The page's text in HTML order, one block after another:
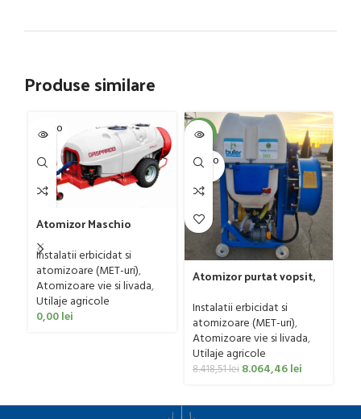
Produse similare
SOLD O
UT
Atomizor Maschio
Gaspardo model Futura
Avant 1000/800/121 E
Instalatii erbicidat si
atomizoare (MET-uri),
Atomizoare vie si livada,
Utilaje agricole
0,00lei
-4%
SOLD O
UT
Atomizor purtat vopsit,
Bufer, model Ronda
Clasic, 200 litri
Instalatii erbicidat si
atomizoare (MET-uri),
Atomizoare vie si livada,
Utilaje agricole
8.418,51lei 8.064,46lei